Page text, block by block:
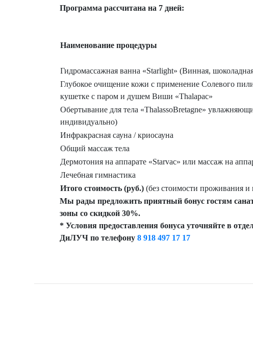
Программа рассчитана на 7 дней:
Наименование процедуры
Гидромассажная ванна «Starlight» (Винная,
Глубокое очищение кожи с применение Солевого
кушетке с паром и душем Виши «Thalapac»
Обертывание для тела «ThalassoBretagne»
индивидуально)
Инфракрасная сауна / криосауна
Общий массаж тела
Дермотония на аппарате «Starvac» или массаж на
Лечебная гимнастика
Итого стоимость (руб.) (без стоимости проживания и
Мы рады предложить приятный бонус гостям
зоны со скидкой 30%.
* Условия предоставления бонуса уточняйте в
ДиЛУЧ по телефону 8 918 497 17 17